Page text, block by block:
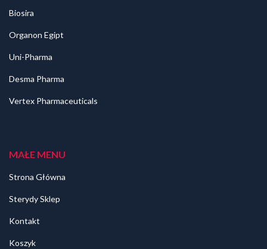
Biosira
Organon Egipt
Uni-Pharma
Desma Pharma
Vertex Pharmaceuticals
MAŁE MENU
Strona Główna
Sterydy Sklep
Kontakt
Koszyk